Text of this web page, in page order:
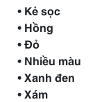
• Kẻ sọc
• Hồng
• Đỏ
• Nhiều màu
• Xanh đen
• Xám